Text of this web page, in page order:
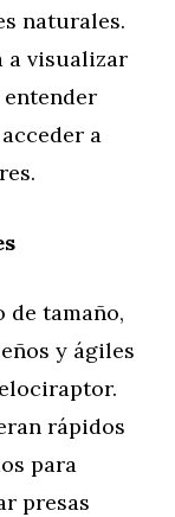
naturales.
a visualizar
a
de tamaño,
y ágiles
rápidos
para
presas